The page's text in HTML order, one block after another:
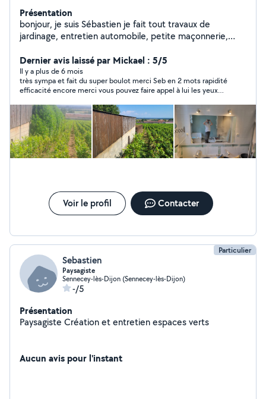
Présentation
bonjour, je suis Sébastien je fait tout travaux de
jardinage, entretien automobile, petite maçonnerie,
Dernier avis laissé par Mickael : 5/5
Il y a plus de 6 mois
très sympa et fait du super boulot merci Seb en 2 mots rapidité
efficacité encore merci vous pouvez faire appel à lui les yeux
Voir le profil Contacter
Particulier
Sebastien
Paysagiste
Sennecey-lès-Dijon (Sennecey-lès-Dijon)
-/5
Présentation
Paysagiste Création et entretien espaces verts
Aucun avis pour l'instant